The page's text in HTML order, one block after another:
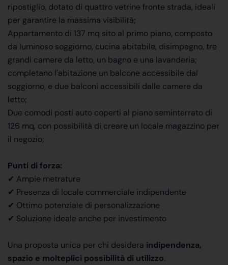
ripostiglio, dotato di quattro vetrine fronte strada, ideali
per garantire la massima visibilità;
Appartamento di 137 mq sito al primo piano, composto
da luminoso soggiorno, cucina abitabile, disimpegno, tre
grandi camere da letto, un bagno e una lavanderia;
completano l'abitazione un balcone accessibile dal
soggiorno, e due balconi accessibili dalle camere da
letto;
Due comodi posti auto coperti al piano seminterrato di
126 mq, con possibilità di creare un locale magazzino per
il negozio;
Punti di forza:
✔ Ampie metrature
✔ Presenza di locale commerciale indipendente
✔ Ottimo potenziale di personalizzazione
✔ Soluzione ideale anche per investimento
Una proposta unica per chi desidera indipendenza,
spazio e molteplici possibilità di utilizzo.